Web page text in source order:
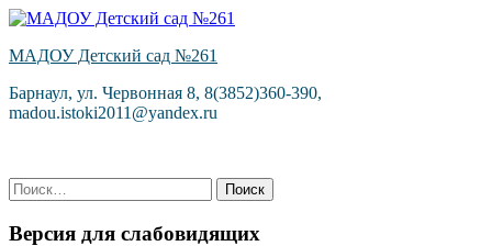
Skip
content
МАДОУ Детский сад №261
Барнаул, ул. Червонная 8, 8(3852)360-390,
madou.istoki2011@yandex.ru
Найти:
Версия для слабовидящих